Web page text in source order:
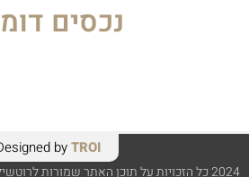
נכסים
2024 כל הזכויות על תוכן האתר שמורות
byTROI